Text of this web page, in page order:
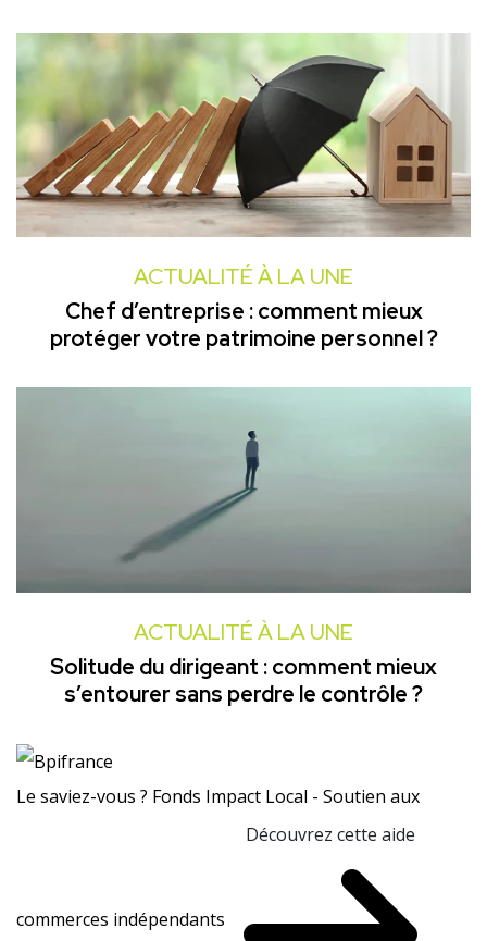
ACTUALITÉ À LA UNE
Chef d’entreprise : comment mieux
protéger votre patrimoine personnel ?
ACTUALITÉ À LA UNE
Solitude du dirigeant : comment mieux
s’entourer sans perdre le contrôle ?
Le saviez-vous ? Fonds Impact Local - Soutien aux
commerces indépendants
Découvrez cette aide